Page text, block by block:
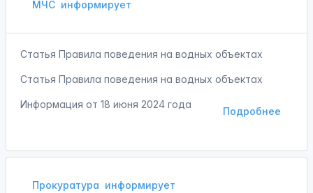
МЧС информирует
Статья Правила поведения на водных объектах
Статья Правила поведения на водных объектах
Подробнее
Информация от 18 июня 2024 года
Прокуратура информирует